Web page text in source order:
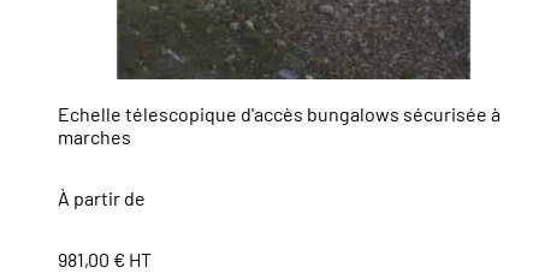
Echelle télescopique d'accès bungalows sécurisée à
marches
À partir de
981,00 € HT